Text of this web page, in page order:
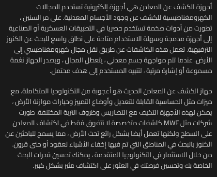
أجهزة الكشف عن المعادن هي أجهزة إلكترونية تستخدم المجالات
الكهرومغناطيسية للكشف عن وجود الأجسام المعدنية. على مر السنين ،
تطورت من أدوات ضخمة تستخدم حصريا في التطبيقات العسكرية أو الصناعية
إلى أجهزة مدمجة وسهلة الاستخدام متاحة على نطاق واسع للبحث عن الكنوز
الترفيهية. تعمل هذه الكاشفات عن طريق نقل مجال كهرومغناطيسي إلى
الأرض. عندما تتم مواجهة جسم معدني ، يتعطل المجال ، ويصدر الجهاز نغمة
مسموعة أو إشارة مرئية ، لتنبيه المستخدم إلى هدف محتمل.
جهاز الكشف عن المعادن الحديث هو أعجوبة من التكنولوجيا المتكاملة. مع
ميزات مثل الحساسية القابلة للتعديل وأوضاع التمييز وخيارات موازنة الأرض ،
يمكن لهذه الأجهزة التكيف مع التضاريس وظروف التربة المختلفة. طورت
شركات مثل MWF كاشفات متخصصة لا تتفوق فقط في اكتشاف المعادن
على السطح ولكنها تعمل أيضا بشكل رائع تحت الأرض ، مما يسمح للباحثين عن
الكنوز بالبحث في المناطق التي تم فيها إخفاء الأشياء لعقود أو حتى قرون.
من خلال الاستثمار في التكنولوجيا المتقدمة ، يمكنك تحسين قدرات البحث
الخاصة بك وتحسين فرصتك في العثور على اكتشاف مثير بشكل كبير.